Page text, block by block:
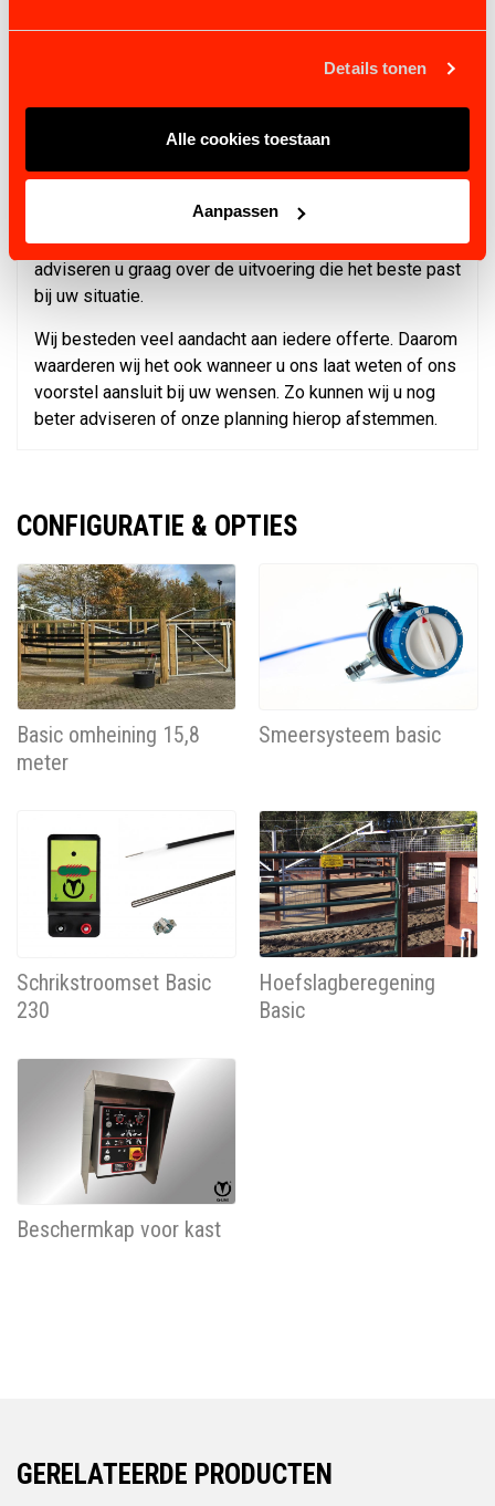
Details tonen
Alle cookies toestaan
Aanpassen
✔ Thermisch verzinkt volgens NEN-EN-ISO 1461.
Vraag vrijblijvend een offerte aan
Line Basic stapmolen of een vrijblijvende offerte
ontvangen? Neem gerust contact met ons op. Wij
adviseren u graag over de uitvoering die het beste past
bij uw situatie.
Wij besteden veel aandacht aan iedere offerte. Daarom
waarderen wij het ook wanneer u ons laat weten of ons
voorstel aansluit bij uw wensen. Zo kunnen wij u nog
beter adviseren of onze planning hierop afstemmen.
CONFIGURATIE & OPTIES
Basic omheining 15,8
meter
Smeersysteem basic
Schrikstroomset Basic
230
Hoefslagberegening
Basic
Beschermkap voor kast
GERELATEERDE PRODUCTEN